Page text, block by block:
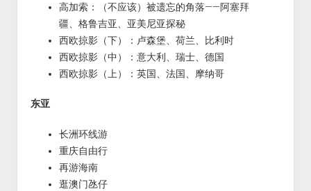
高加索：（不应该）被遗忘的角落——阿塞拜
疆、格鲁吉亚、亚美尼亚探秘
西欧掠影（下）：卢森堡、荷兰、比利时
西欧掠影（中）：意大利、瑞士、德国
西欧掠影（上）：英国、法国、摩纳哥
东亚
长洲环线游
重庆自由行
再游海南
逛澳门氹仔